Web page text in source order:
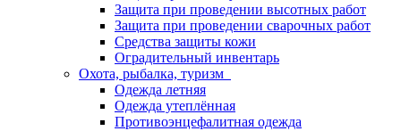
Защита при проведении высотных работ
Защита при проведении сварочных работ
Средства защиты кожи
Оградительный инвентарь
Охота, рыбалка, туризм
Одежда летняя
Одежда утеплённая
Противоэнцефалитная одежда